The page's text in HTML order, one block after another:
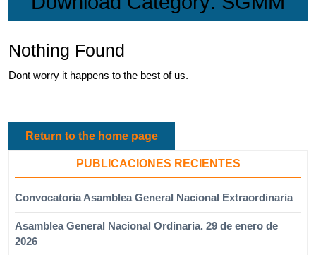
Nothing Found
Dont worry it happens to the best of us.
Return to the home page
PUBLICACIONES RECIENTES
Convocatoria Asamblea General Nacional Extraordinaria
Asamblea General Nacional Ordinaria. 29 de enero de
2026